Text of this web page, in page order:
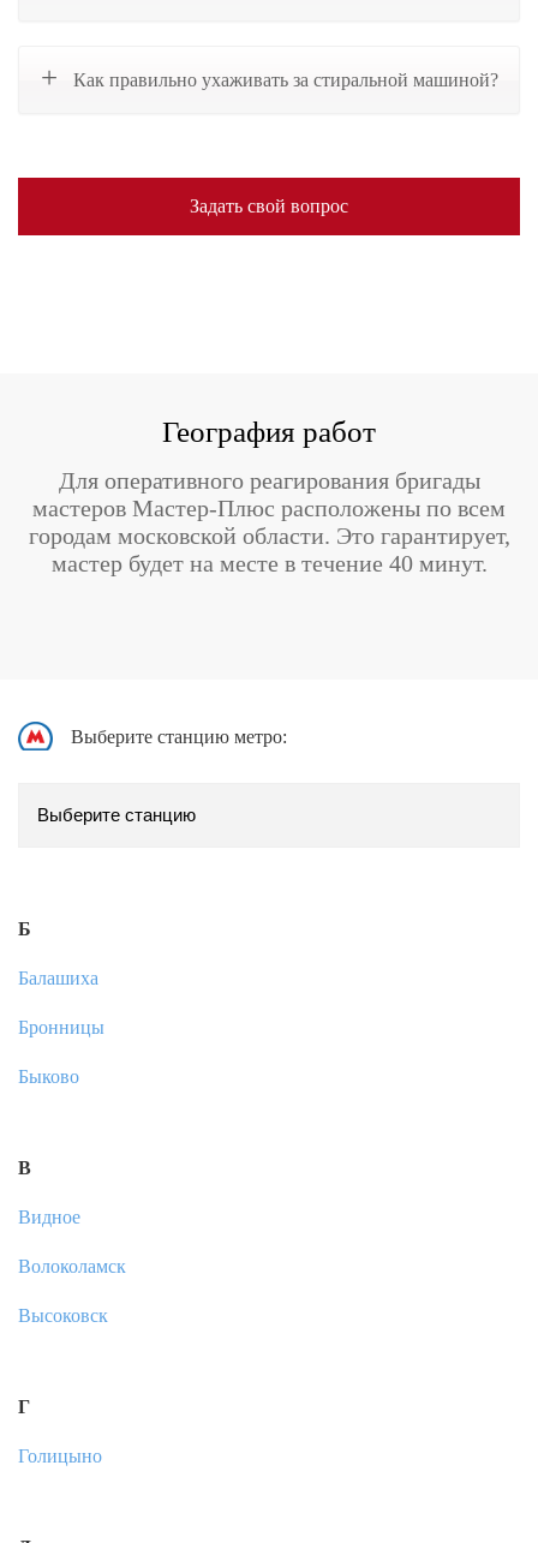
Как правильно ухаживать за стиральной машиной?
Задать свой вопрос
География работ
Для оперативного реагирования бригады
мастеров Мастер-Плюс расположены по всем
городам московской области. Это гарантирует,
мастер будет на месте в течение 40 минут.
Выберите станцию метро:
Б
Балашиха
Бронницы
Быково
В
Видное
Волоколамск
Высоковск
Г
Голицыно